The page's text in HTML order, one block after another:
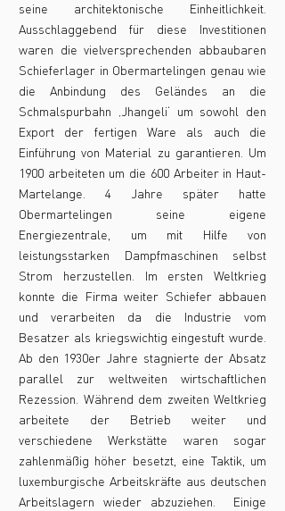
seine architektonische Einheitlichkeit.
Ausschlaggebend für diese Investitionen
waren die vielversprechenden abbaubaren
Schieferlager in Obermartelingen genau wie
die Anbindung des Geländes an die
Schmalspurbahn ‚Jhangeli‘ um sowohl den
Export der fertigen Ware als auch die
Einführung von Material zu garantieren. Um
1900 arbeiteten um die 600 Arbeiter in Haut-
Martelange. 4 Jahre später hatte
Obermartelingen seine eigene
Energiezentrale, um mit Hilfe von
leistungsstarken Dampfmaschinen selbst
Strom herzustellen. Im ersten Weltkrieg
konnte die Firma weiter Schiefer abbauen
und verarbeiten da die Industrie vom
Besatzer als kriegswichtig eingestuft wurde.
Ab den 1930er Jahre stagnierte der Absatz
parallel zur weltweiten wirtschaftlichen
Rezession. Während dem zweiten Weltkrieg
arbeitete der Betrieb weiter und
verschiedene Werkstätte waren sogar
zahlenmäßig höher besetzt, eine Taktik, um
luxemburgische Arbeitskräfte aus deutschen
Arbeitslagern wieder abzuziehen. Einige